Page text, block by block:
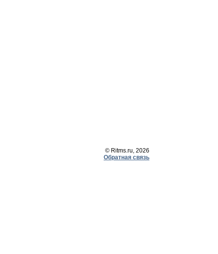
© Ritms.ru, 2026
Обратная связь